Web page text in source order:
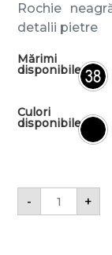
Rochie
detalii pietre
Mărimi
disponibile
Culori
disponibile
- +